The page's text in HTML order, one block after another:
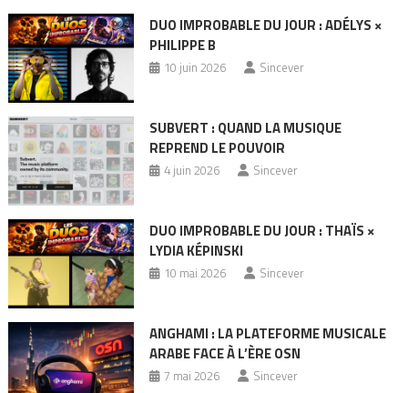
DUO IMPROBABLE DU JOUR : ADÉLYS ×
PHILIPPE B
10 juin 2026 Sincever
SUBVERT : QUAND LA MUSIQUE
REPREND LE POUVOIR
4 juin 2026 Sincever
DUO IMPROBABLE DU JOUR : THAÏS ×
LYDIA KÉPINSKI
10 mai 2026 Sincever
ANGHAMI : LA PLATEFORME MUSICALE
ARABE FACE À L’ÈRE OSN
7 mai 2026 Sincever